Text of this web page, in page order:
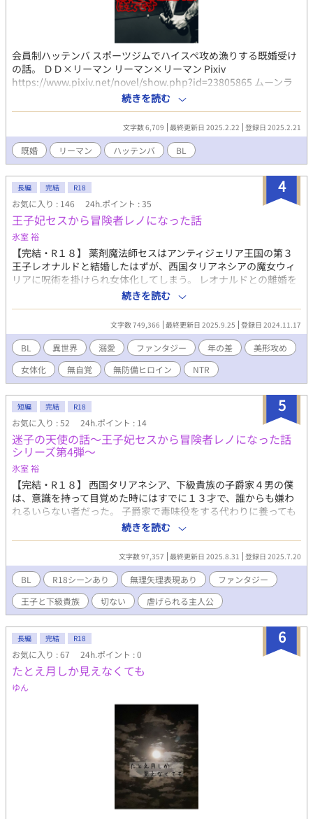
会員制ハッテンバ スポーツジムでハイスペ攻め漁りする既婚受け
の話。 ＤＤ×リーマン リーマン×リーマン Pixiv
https://www.pixiv.net/novel/show.php?id=23805865 ムーンラ
イトノベルズ https://novel18.syosetu.com/n1822jz/ fujossy
https://fujossy.jp/books/30691
続きを読む
文字数 6,709 最終更新日 2025.2.22 登録日 2025.2.21
既婚 リーマン ハッテンバ BL
4
長編 完結 R18
お気に入り : 146 24h.ポイント : 35
王子妃セスから冒険者レノになった話
氷室 裕
【完結・R１８】 薬剤魔法師セスはアンティジェリア王国の第３
王子レオナルドと結婚したはずが、西国タリアネシアの魔女ウィ
リアに呪術を掛けられ女体化してしまう。 レオナルドとの離婚を
決心し、城を出て冒険者を目指す物語。 無自覚、無防備で快楽に
弱いセスの新たな出会いと恋心。 セスだけを一途に愛するレオナ
ルドの苦悩と苦労。 セスとレオナルドのすれ違いＢＬラブストー
リー。 BL/TS(女体化)性交/執着攻め/ハイスペ攻め/王子と平民/ノ
ンケ受け/無自覚受け/無理矢理/アナル/開発/玩具/アナルプラグ/ア
ナルビーズ/張形/尿道責め/フェラ/強制性交/淫語/中出し/言葉責
め/ドライオーガズム/快楽堕ち/オノマトペ/69/凌辱/暴力 ・R18に
は※印をつけます。 苦手な方はお目に触れませんようお願いしま
す。 ・処女作の為、勉強不足や都合設定が多分にあるかと思いま
すが、ご容赦ください。 ・毎日21時 次話公開予定です。 《お知
らせ》 異世界『アンダム』の物語という設定でシリーズものを考
えています。 『お話シリーズ』です。 本編の『王子妃セスから冒
険者レノになった話』に登場するキャラクターたちが沢山出てき
ます。シリーズものでお楽しみ頂けましたら幸いです。 ★シリー
ズ第１弾（本編） 『王子妃セスから冒険者レノになった話』 ・ア
ンティジェリア王国第３王子レオナルドと薬剤魔法師セスのお話
★シリーズ第２弾 『大公令息ルシオとアイツの話』 ・リティニア
王国第３王子ヒューベルトとその幼なじみで大公家嫡男である側
近ルシオの幼少期からともに成長していくお話 ★シリーズ第３弾
『エルフの恋の話』 ・エルフィンド王国王弟の第３王子エルフィ
ードのすれ違い大恋愛のお話 ★シリーズ第４弾 『迷子の天使の
話』 ・西国タリアネシア王国第２王子ユージーンと下級貴族の４
男ノアのお話 ★シリーズ第５弾 『狼獣人の幸せ探しの話』 ・狼獣
人のレヴィーは９才の時に父親に殺さられかけ、人間のイオの両
親に拾われる。暴力や犯罪に巻き込まれながら生きる事を諦めた
時、アンティジェリア王国第３王子妃セス(冒険者レノ)と出会い、
その仲間たちに心が救われていく。一度生き別れたイオとの再会
を果たすお話
続きを読む
文字数 749,366 最終更新日 2025.9.25 登録日 2024.11.17
BL 異世界 溺愛 ファンタジー 年の差
美形攻め
女体化
無自覚 無防備ヒロイン NTR
5
短編 完結 R18
お気に入り : 52 24h.ポイント : 14
迷子の天使の話～王子妃セスから冒険者レノになった話
シリーズ第4弾～
氷室 裕
【完結・R１８】 西国タリアネシア、下級貴族の子爵家４男の僕
は、意識を持って目覚めた時にはすでに１３才で、誰からも嫌わ
れるいらない者だった。 子爵家で毒味役をする代わりに養っても
らっていたある日、王宮に毒味役として家族に売られてしまう。
でもやっぱりそこでも嫌われていて、理由が分からない僕には生
きる希望なんてなかった。せめて早く毒で死ねたらと願っても、
何故か死ぬことが出来なかった。 なぜ嫌われるのか、僕がいった
い何をしてしまったのか。１３歳よりも前の記憶がないのはどう
してなの？ そんな絶望のなかで・・ BL性交/ハイスペ攻め/ノンケ
受け/無自覚受け/無理矢理/アナル/開発/張形/尿道責め/フェラ/淫
語/中出し/ドライオーガズム/快楽堕ち/凌辱/暴力 ・R18には※印
をつけます。上記予定 《お知らせ》 異世界『アンダム』の物語と
いう設定でシリーズものを考えています。 『お話シリーズ』で
す。 本編の『王子妃セスから冒険者レノになった話』に登場する
キャラクターたちが沢山出てきます。シリーズものでお楽しみ頂
けましたら幸いです。 ★シリーズ第１弾（本編） 『王子妃セスか
ナルドと薬剤魔法師セスのお話 ★シリーズ第２弾 『大公令息ルシ
オとアイツの話』 ・リティニア王国第３王子ヒューベルトとその
幼なじみで大公家嫡男である側近ルシオの幼少期からともに成長
していくお話 ★シリーズ第３弾 『エルフの恋の話』 ・エルフィン
ド王国王弟の第３王子エルフィードのすれ違い大恋愛のお話 ★シ
リーズ第４弾 『迷子の天使の話』 ・西国タリアネシア王国第２王
子ユージーンと下級貴族の４男ノアのお話 ★シリーズ第５弾 『狼
獣人の幸せ探しの話』 ・狼獣人のレヴィーは９才の時に父親に殺
続きを読む
文字数 97,357 最終更新日 2025.8.31 登録日 2025.7.20
BL R18シーンあり 無理矢理表現あり
ファンタジー
王子と下級貴族
切ない 虐げられる主人公
6
長編 完結 R18
お気に入り : 67 24h.ポイント : 0
たとえ月しか見えなくても
ゆん